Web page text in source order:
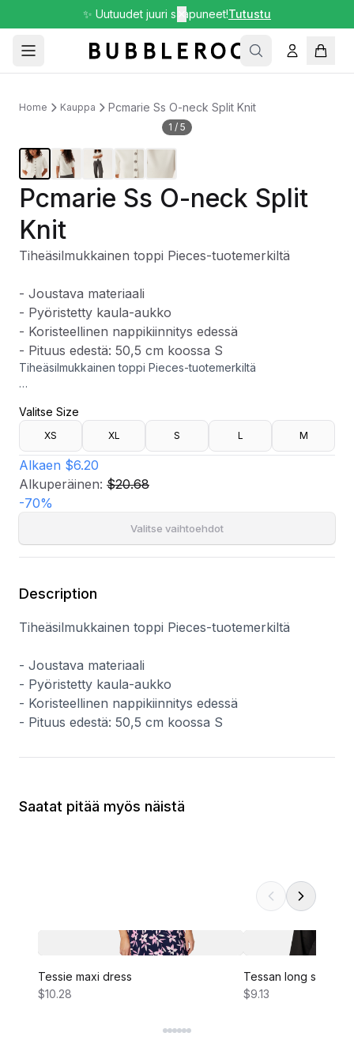
✨ Uutuudet juuri saapuneet!Tutustu
Home Kauppa Pcmarie Ss O-neck Split Knit
1 / 5
Pcmarie Ss O-neck Split
Knit
Tiheäsilmukkainen toppi Pieces-tuotemerkiltä
- Joustava materiaali
- Pyöristetty kaula-aukko
- Koristeellinen nappikiinnitys edessä
- Pituus edestä: 50,5 cm koossa S
Tiheäsilmukkainen toppi Pieces-tuotemerkiltä
- Pyöristetty kaula-aukko
- Koristeellinen nappikiinnitys edessä
- Pituus edestä: 50,5 cm koossa S
Valitse Size
XS XL S L M
Alkaen $6.20
Alkuperäinen: $20.68
-70%
Valitse vaihtoehdot
Description
Tiheäsilmukkainen toppi Pieces-tuotemerkiltä
- Joustava materiaali
- Pyöristetty kaula-aukko
- Koristeellinen nappikiinnitys edessä
- Pituus edestä: 50,5 cm koossa S
Saatat pitää myös näistä
Tessie maxi dress
$10.28
Tessan long sleeve
$9.13